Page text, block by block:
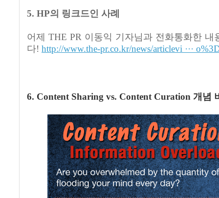
5. HP의 링크드인 사례
어제 THE PR 이동익 기자님과 전화통화한 내
다! http://www.the-pr.co.kr/news/articlevi ···
6. Content Sharing vs. Content Curation 개념